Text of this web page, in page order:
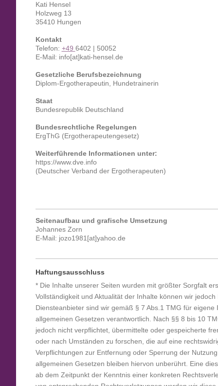
Kati Hensel
Holzweg 13
35410 Hungen
Kontakt
Telefon: +49 6402 | 50052
E-Mail: info[at]kati-hensel.de
Gesetzliche Berufsbezeichnung
Diplom-Ergotherapeutin, Hundetrainerin
Staat
Bundesrepublik Deutschland
Bundesrechtliche Regelungen
ErgThG (Ergotherapeutengesetz)
Weiterführende Informationen unter:
https://www.dve.info
(Deutscher Verband der Ergotherapeuten)
Seitenaufbau und grafische Umsetzung
Johannes Zorn
E-Mail: jozo1981[at]yahoo.de
Haftungsausschluss
* Die Inhalte unserer Seiten wurden mit größter Sorgfalt
Vollständigkeit und Aktualität der Inhalte können wir
Diensteanbieter sind wir gemäß § 7 Abs.1 TMG für
allgemeinen Gesetzen verantwortlich. Nach §§ 8 bis 10
jedoch nicht verpflichtet, übermittelte oder gespeicherte
oder nach Umständen zu forschen, die auf eine
Verpflichtungen zur Entfernung oder Sperrung der
allgemeinen Gesetzen bleiben hiervon unberührt. Eine
ab dem Zeitpunkt der Kenntnis einer konkreten